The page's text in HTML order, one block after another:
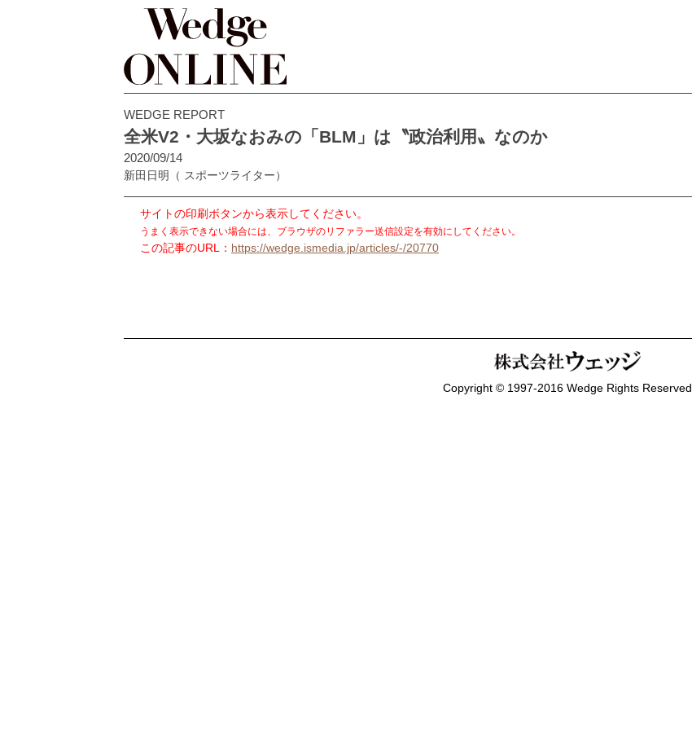
WEDGE REPORT
全米V2・大坂なおみの「BLM」は〝政治利用〟なのか
2020/09/14
新田日明 （ スポーツライター）
サイトの印刷ボタンから表示してください。
うまく表示できない場合には、ブラウザのリファラー送信設定を有効にしてください。
この記事のURL： https://wedge.ismedia.jp/articles/-/20770
Copyright © 1997-2016 Wedge Rights Reserved